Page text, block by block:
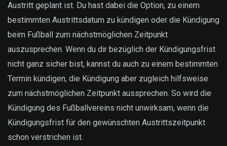
Austritt geplant ist. Du hast dabei die Option, zu einem
bestimmten Austrittsdatum zu kündigen oder die Kündigung
beim Fußball zum nächstmöglichen Zeitpunkt
auszusprechen. Wenn du dir bezüglich der Kündigungsfrist
nicht ganz sicher bist, kannst du auch zu einem bestimmten
Termin kündigen, die Kündigung aber zugleich hilfsweise
zum nächstmöglichen Zeitpunkt aussprechen. So wird die
Kündigung des Fußballvereins nicht unwirksam, wenn die
Kündigungsfrist für den gewünschten Austrittszeitpunkt
schon verstrichen ist.